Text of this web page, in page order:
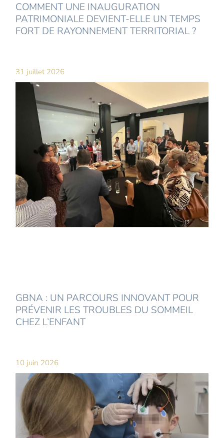
COMMENT UNE INAUGURATION
PATRIMONIALE DEVIENT-ELLE UN TEMPS
FORT DE RAYONNEMENT TERRITORIAL ?
31 juillet 2026
GBNA : UN PARCOURS INNOVANT POUR
PRÉVENIR LES TROUBLES DU SOMMEIL
CHEZ L’ENFANT
10 juin 2026